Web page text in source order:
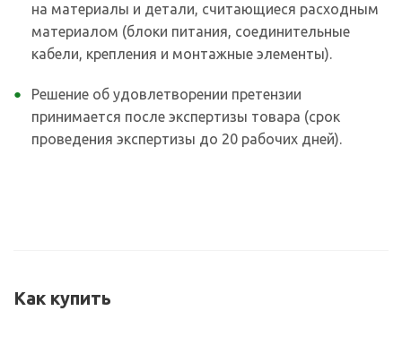
на материалы и детали, считающиеся расходным
материалом (блоки питания, соединительные
кабели, крепления и монтажные элементы).
Решение об удовлетворении претензии
принимается после экспертизы товара (срок
проведения экспертизы до 20 рабочих дней).
Как купить